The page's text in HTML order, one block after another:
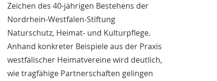
Zeichen des 40-jährigen Bestehens der
Nordrhein-Westfalen-Stiftung
Naturschutz, Heimat- und Kulturpflege.
Anhand konkreter Beispiele aus der Praxis
westfälischer Heimatvereine wird deutlich,
wie tragfähige Partnerschaften gelingen